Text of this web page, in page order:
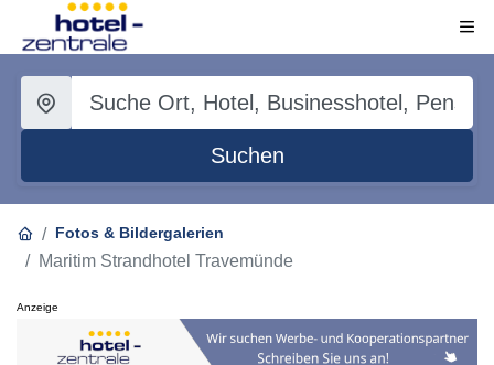
Suchen
Fotos & Bildergalerien
Maritim Strandhotel Travemünde
Anzeige